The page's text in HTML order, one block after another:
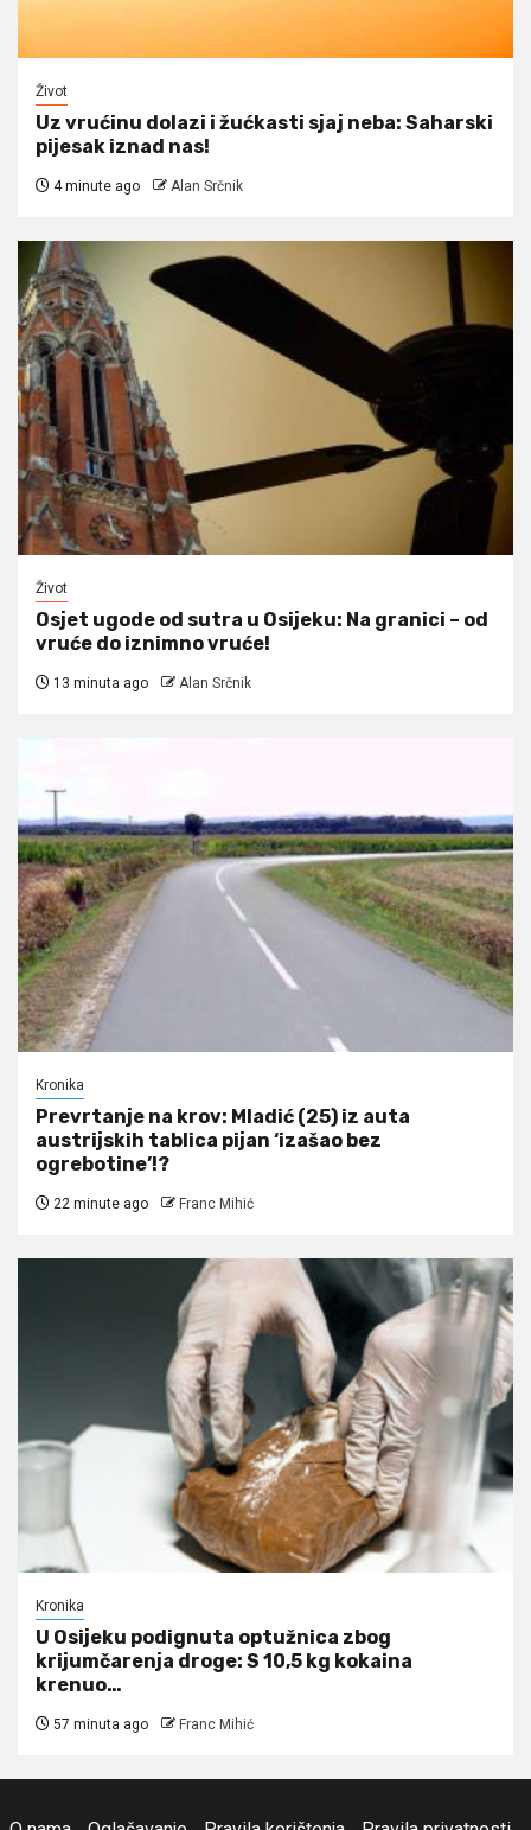
Život
Uz vrućinu dolazi i žućkasti sjaj neba: Saharski
pijesak iznad nas!
4 minute ago Alan Srčnik
Život
Osjet ugode od sutra u Osijeku: Na granici – od
vruće do iznimno vruće!
13 minuta ago Alan Srčnik
Kronika
Prevrtanje na krov: Mladić (25) iz auta
austrijskih tablica pijan ‘izašao bez
ogrebotine’!?
22 minute ago Franc Mihić
Kronika
U Osijeku podignuta optužnica zbog
krijumčarenja droge: S 10,5 kg kokaina
krenuo…
57 minuta ago Franc Mihić